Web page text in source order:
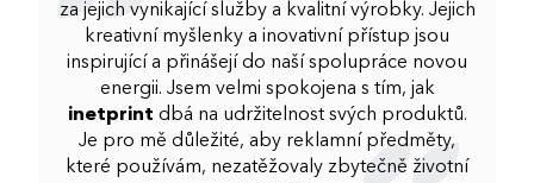
za jejich vynikající služby a kvalitní výrobky. Jejich
kreativní myšlenky a inovativní přístup jsou
inspirující a přinášejí do naší spolupráce novou
energii. Jsem velmi spokojena s tím, jak
inetprint dbá na udržitelnost svých produktů.
Je pro mě důležité, aby reklamní předměty,
které používám, nezatěžovaly zbytečně životní